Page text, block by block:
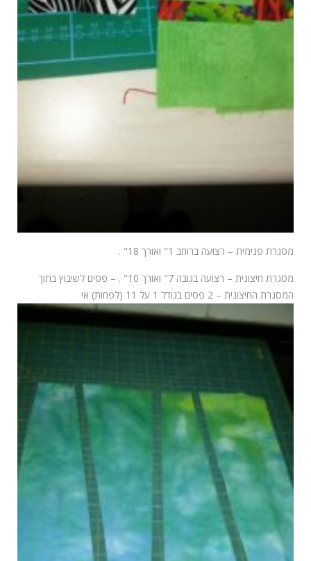
מסגרת פנימית – רצועה ברוחב 1" ואורך 18" .
מסגרת חיצונית – רצועה בגובה 7" ואורך 10" . – פסים לשיבוץ בתוך
המסגרת החיצונית – 2 פסים בגודל 1 על 11 (לפחות) אי